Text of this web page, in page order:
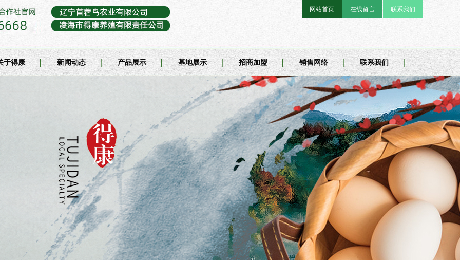
联系我们
在线留言
网站首页
于得康 新闻动态 产品展示 基地展示 招商加盟 销售网络 联系我们